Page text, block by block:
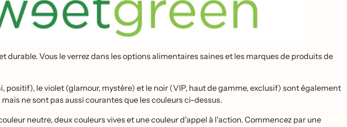
durable. Vous le verrez dans les options alimentaires saines et les marques de produits de
positif), le violet (glamour, mystère) et le noir (VIP, haut de gamme, exclusif) sont également
ne sont pas aussi courantes que les couleurs ci-dessus.
neutre, deux couleurs vives et une couleur d'appel à l'action. Commencez par une